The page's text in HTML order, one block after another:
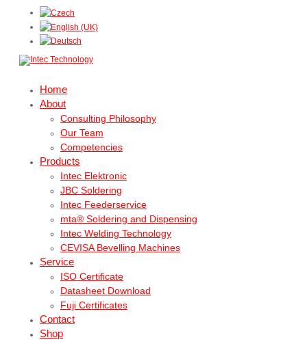
Home
About
Consulting Philosophy
Our Team
Competencies
Products
Intec Elektronic
JBC Soldering
Intec Feederservice
mta® Soldering and Dispensing
Intec Welding Technology
CEVISA Bevelling Machines
Service
ISO Certificate
Datasheet Download
Fuji Certificates
Contact
Shop